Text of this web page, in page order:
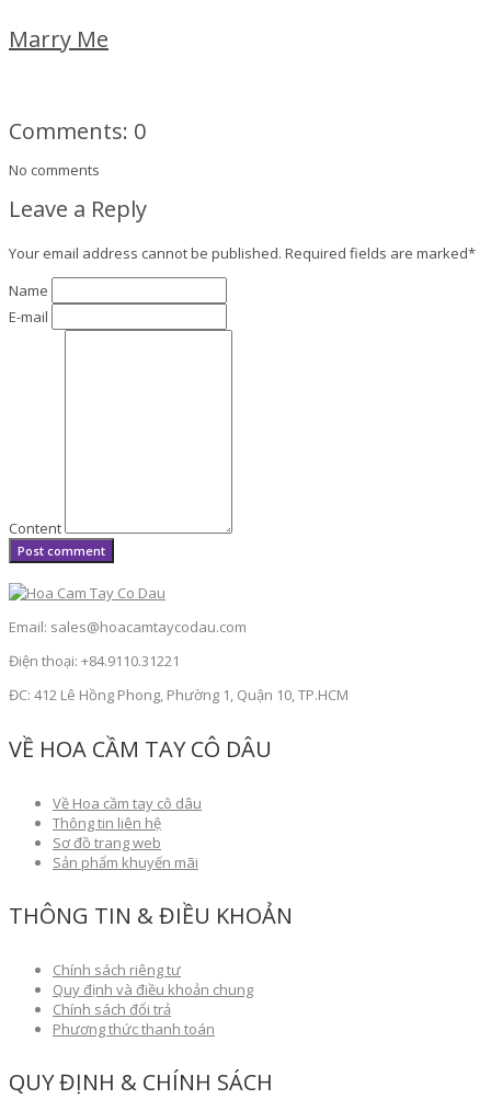
Marry Me
Comments: 0
No comments
Leave a Reply
Your email address cannot be published. Required fields are marked*
Name
E-mail
Content
Post comment
Email: sales@hoacamtaycodau.com
Điện thoại: +84.9110.31221
ĐC: 412 Lê Hồng Phong, Phường 1, Quận 10, TP.HCM
VỀ HOA CẦM TAY CÔ DÂU
Về Hoa cầm tay cô dâu
Thông tin liên hệ
Sơ đồ trang web
Sản phẩm khuyến mãi
THÔNG TIN & ĐIỀU KHOẢN
Chính sách riêng tư
Quy định và điều khoản chung
Chính sách đổi trả
Phương thức thanh toán
QUY ĐỊNH & CHÍNH SÁCH